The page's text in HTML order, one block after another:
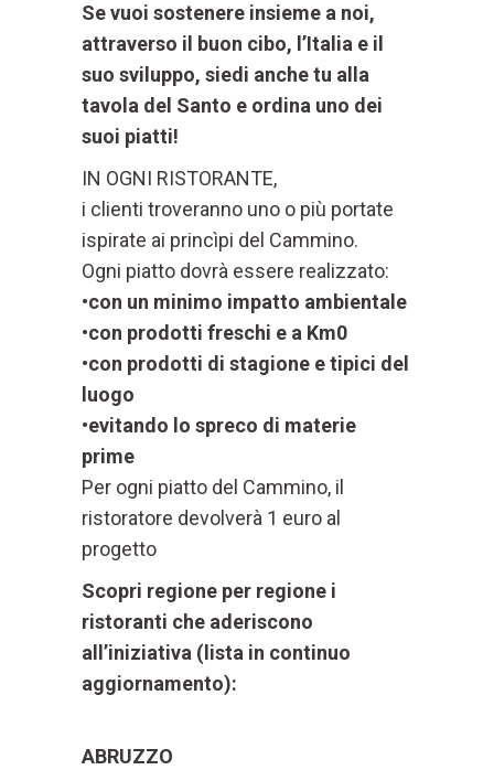
Se vuoi sostenere insieme a noi,
attraverso il buon cibo, l’Italia e il
suo sviluppo, siedi anche tu alla
tavola del Santo e ordina uno dei
suoi piatti!
IN OGNI RISTORANTE,
i clienti troveranno uno o più portate
ispirate ai princìpi del Cammino.
Ogni piatto dovrà essere realizzato:
•con un minimo impatto ambientale
•con prodotti freschi e a Km0
•con prodotti di stagione e tipici del
luogo
•evitando lo spreco di materie
prime
Per ogni piatto del Cammino, il
ristoratore devolverà 1 euro al
progetto
Scopri regione per regione i
ristoranti che aderiscono
all’iniziativa (lista in continuo
aggiornamento):
ABRUZZO